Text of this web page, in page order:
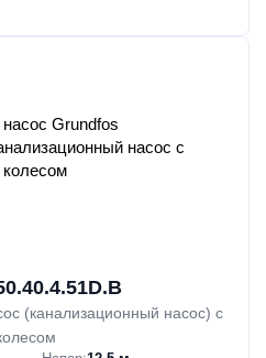
(канализационный насос) с